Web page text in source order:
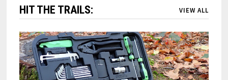
HIT THE TRAILS: VIEW ALL